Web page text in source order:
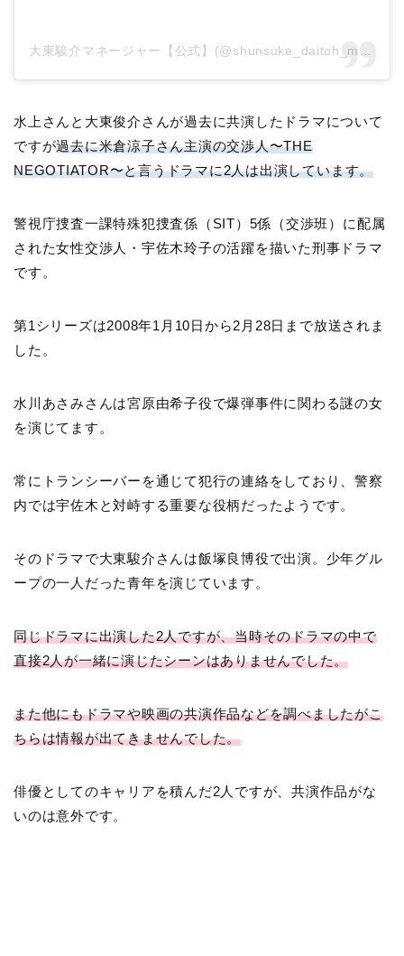
水上さんと大東俊介さんが過去に共演したドラマについて
ですが過去に米倉涼子さん主演の交渉人〜THE
NEGOTIATOR〜と言うドラマに2人は出演しています。
警視庁捜査一課特殊犯捜査係（SIT）5係（交渉班）に配属
された女性交渉人・宇佐木玲子の活躍を描いた刑事ドラマ
です。
第1シリーズは2008年1月10日から2月28日まで放送されま
した。
水川あさみさんは宮原由希子役で爆弾事件に関わる謎の女
を演じてます。
常にトランシーバーを通じて犯行の連絡をしており、警察
内では宇佐木と対峙する重要な役柄だったようです。
そのドラマで大東駿介さんは飯塚良博役で出演。少年グル
ープの一人だった青年を演じています。
同じドラマに出演した2人ですが、当時そのドラマの中で
直接2人が一緒に演じたシーンはありませんでした。
また他にもドラマや映画の共演作品などを調べましたがこ
ちらは情報が出てきませんでした。
俳優としてのキャリアを積んだ2人ですが、共演作品がな
いのは意外です。